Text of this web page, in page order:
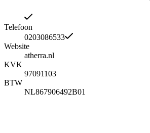
Telefoon
0203086533
Website
atherra.nl
KVK
97091103
BTW
NL867906492B01